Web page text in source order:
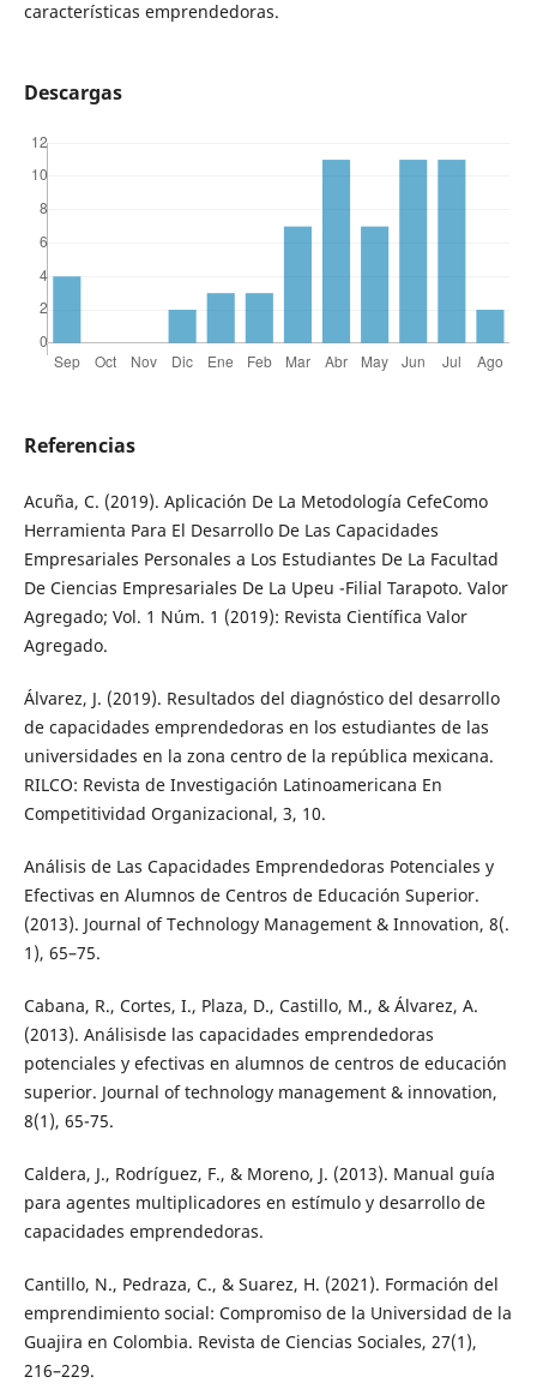
características emprendedoras.
Descargas
Referencias
Acuña, C. (2019). Aplicación De La Metodología CefeComo
Herramienta Para El Desarrollo De Las Capacidades
Empresariales Personales a Los Estudiantes De La Facultad
De Ciencias Empresariales De La Upeu -Filial Tarapoto. Valor
Agregado; Vol. 1 Núm. 1 (2019): Revista Científica Valor
Agregado.
Álvarez, J. (2019). Resultados del diagnóstico del desarrollo
de capacidades emprendedoras en los estudiantes de las
universidades en la zona centro de la república mexicana.
RILCO: Revista de Investigación Latinoamericana En
Competitividad Organizacional, 3, 10.
Análisis de Las Capacidades Emprendedoras Potenciales y
Efectivas en Alumnos de Centros de Educación Superior.
(2013). Journal of Technology Management & Innovation, 8(.
1), 65–75.
Cabana, R., Cortes, I., Plaza, D., Castillo, M., & Álvarez, A.
(2013). Análisisde las capacidades emprendedoras
potenciales y efectivas en alumnos de centros de educación
superior. Journal of technology management & innovation,
8(1), 65-75.
Caldera, J., Rodríguez, F., & Moreno, J. (2013). Manual guía
para agentes multiplicadores en estímulo y desarrollo de
capacidades emprendedoras.
Cantillo, N., Pedraza, C., & Suarez, H. (2021). Formación del
emprendimiento social: Compromiso de la Universidad de la
Guajira en Colombia. Revista de Ciencias Sociales, 27(1),
216–229.